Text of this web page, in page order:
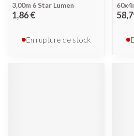
3,00m 6 Star Lumen
1,86 €
En rupture de stock